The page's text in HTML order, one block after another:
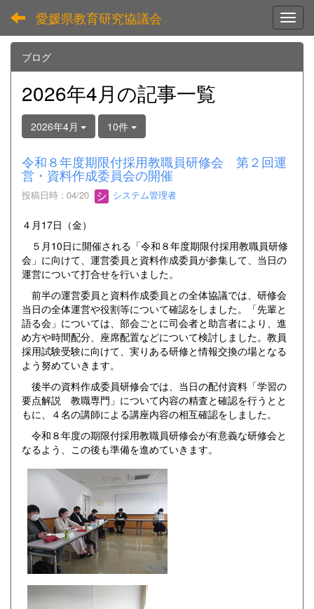
愛媛県教育研究協議会
ブログ
2026年4月の記事一覧
2026年4月 10件
令和８年度期限付採用教職員研修会 第２回運
営・資料作成委員会の開催
投稿日時 : 04/20 システム管理者
４月17日（金）
５月10日に開催される「令和８年度期限付採用教職員研修
会」に向けて、運営委員と資料作成委員が参集して、当日の
運営について打合せを行いました。
前半の運営委員と資料作成委員との全体協議では、研修会
当日の全体運営や役割等について確認をしました。「先輩と
語る会」については、部会ごとに司会者と助言者により、進
め方や時間配分、座席配置などについて検討しました。教員
採用試験受験に向けて、実りある研修と情報交換の場となる
よう努めていきます。
後半の資料作成委員研修会では、当日の配付資料「学習の
要点解説 教職専門」について内容の精査と確認を行うとと
もに、４名の講師による講座内容の相互確認をしました。
令和８年度の期限付採用教職員研修会が有意義な研修会と
なるよう、この後も準備を進めていきます。